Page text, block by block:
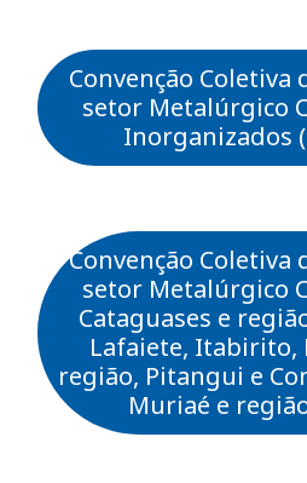
Convenção Coletiva
setor Metalúrgico
Inorganizados
Convenção Coletiva
setor Metalúrgico
Cataguases e
Lafaiete, Itabirito,
região, Pitangui e
Muriaé e